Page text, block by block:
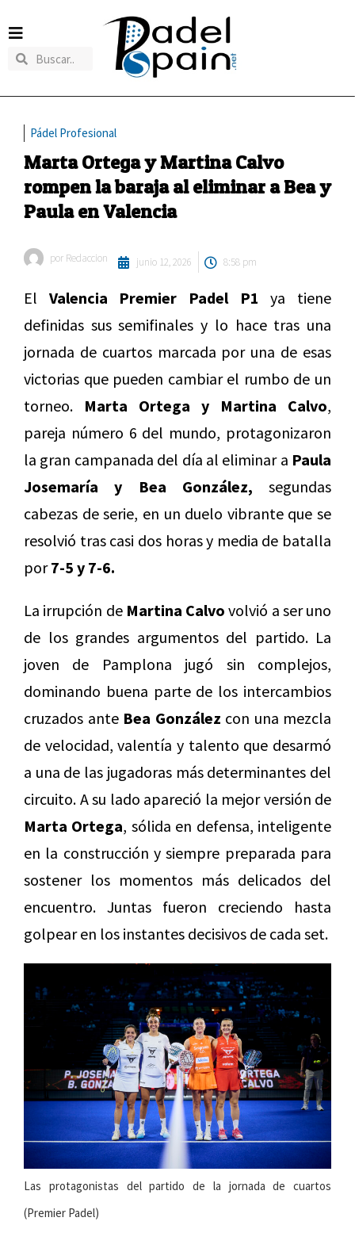
Pádel Profesional
Marta Ortega y Martina Calvo
rompen la baraja al eliminar a Bea y
Paula en Valencia
por Redaccion junio 12, 2026 8:58 pm
El Valencia Premier Padel P1 ya tiene
definidas sus semifinales y lo hace tras una
jornada de cuartos marcada por una de esas
victorias que pueden cambiar el rumbo de un
torneo. Marta Ortega y Martina Calvo,
pareja número 6 del mundo, protagonizaron
la gran campanada del día al eliminar a Paula
Josemaría y Bea González, segundas
cabezas de serie, en un duelo vibrante que se
resolvió tras casi dos horas y media de batalla
por7-5 y 7-6.
La irrupción de Martina Calvo volvió a ser uno
de los grandes argumentos del partido. La
joven de Pamplona jugó sin complejos,
dominando buena parte de los intercambios
cruzados ante Bea González con una mezcla
de velocidad, valentía y talento que desarmó
a una de las jugadoras más determinantes del
circuito. A su lado apareció la mejor versión de
Marta Ortega, sólida en defensa, inteligente
en la construcción y siempre preparada para
sostener los momentos más delicados del
encuentro. Juntas fueron creciendo hasta
golpear en los instantes decisivos de cada set.
Las protagonistas del partido de la jornada de cuartos
(Premier Padel)